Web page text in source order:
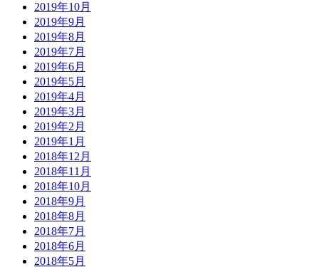
2019年10月
2019年9月
2019年8月
2019年7月
2019年6月
2019年5月
2019年4月
2019年3月
2019年2月
2019年1月
2018年12月
2018年11月
2018年10月
2018年9月
2018年8月
2018年7月
2018年6月
2018年5月